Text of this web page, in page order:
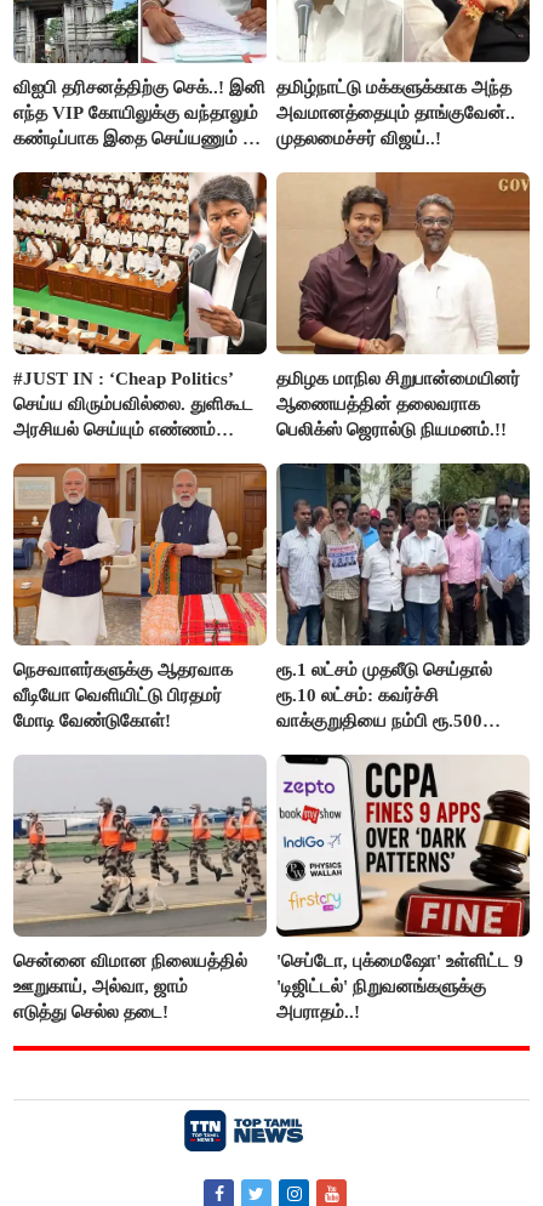
விஐபி தரிசனத்திற்கு செக்..! இனி
எந்த VIP கோயிலுக்கு வந்தாலும்
கண்டிப்பாக இதை செய்யணும் -
தமிழ்நாட்டு மக்களுக்காக அந்த
அவமானத்தையும் தாங்குவேன்..
முதலமைச்சர் விஜய்..!
#JUST IN : ‘Cheap Politics’
செய்ய விரும்பவில்லை. துளிகூட
அரசியல் செய்யும் எண்ணம்
விஜய் பதில்!
தமிழக மாநில சிறுபான்மையினர்
ஆணையத்தின் தலைவராக
பெலிக்ஸ் ஜெரால்டு நியமனம்.!!
நெசவாளர்களுக்கு ஆதரவாக
வீடியோ வெளியிட்டு பிரதமர்
மோடி வேண்டுகோள்!
ரூ.1 லட்சம் முதலீடு செய்தால்
ரூ.10 லட்சம்: கவர்ச்சி
வாக்குறுதியை நம்பி ரூ.500
மக்கள்!
சென்னை விமான நிலையத்தில்
ஊறுகாய், அல்வா, ஜாம்
எடுத்து செல்ல தடை!
'செப்டோ, புக்மைஷோ' உள்ளிட்ட 9
'டிஜிட்டல்' நிறுவனங்களுக்கு
அபராதம்..!